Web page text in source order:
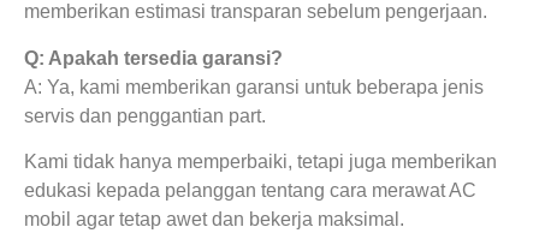
memberikan estimasi transparan sebelum pengerjaan.
Q: Apakah tersedia garansi?
A: Ya, kami memberikan garansi untuk beberapa jenis
servis dan penggantian part.
Kami tidak hanya memperbaiki, tetapi juga memberikan
edukasi kepada pelanggan tentang cara merawat AC
mobil agar tetap awet dan bekerja maksimal.